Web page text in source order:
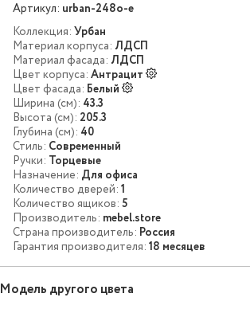
Артикул: urban-248o-e
Коллекция: Урбан
Материал корпуса: ЛДСП
Материал фасада: ЛДСП
Цвет корпуса: Антрацит
Цвет фасада: Белый
Ширина (см): 43.3
Высота (см): 205.3
Глубина (см): 40
Стиль: Современный
Ручки: Торцевые
Назначение: Для офиса
Количество дверей: 1
Количество ящиков: 5
Производитель: mebel.store
Страна производитель: Россия
Гарантия производителя: 18 месяцев
Модель другого цвета